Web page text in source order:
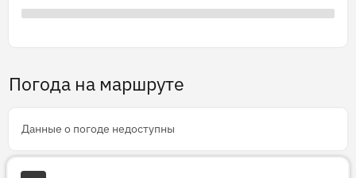
Погода на маршруте
Данные о погоде недоступны